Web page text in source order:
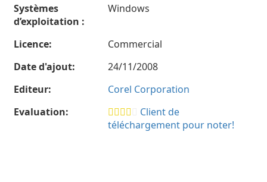
Systèmes
d’exploitation :
Windows
Licence:
Commercial
Date d'ajout:
24/11/2008
Editeur:
Corel Corporation
Evaluation:
Client de
téléchargement pour noter!